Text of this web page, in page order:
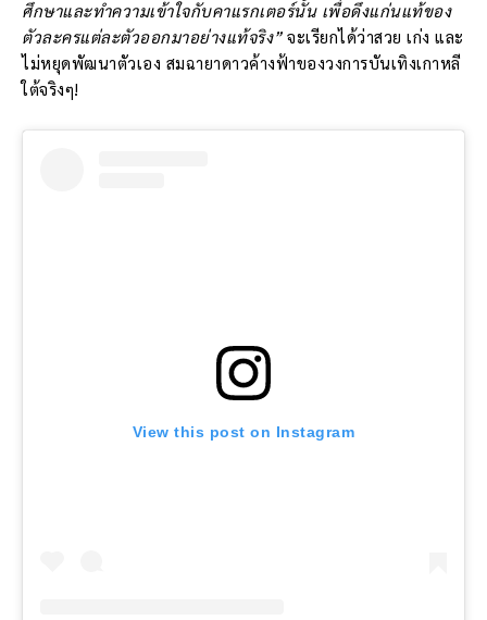
ศึกษาและทำความเข้าใจกับคาแรกเตอร์นั้น เพื่อดึงแก่นแท้ของ
ตัวละครแต่ละตัวออกมาอย่างแท้จริง”จะเรียกได้ว่าสวย เก่ง และ
ไม่หยุดพัฒนาตัวเอง สมฉายาดาวค้างฟ้าของวงการบันเทิงเกาหลี
ใต้จริงๆ!
View this post on Instagram